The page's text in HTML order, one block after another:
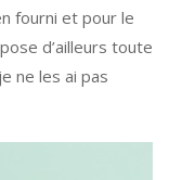
fourni et pour le
d’ailleurs toute
ne les ai pas